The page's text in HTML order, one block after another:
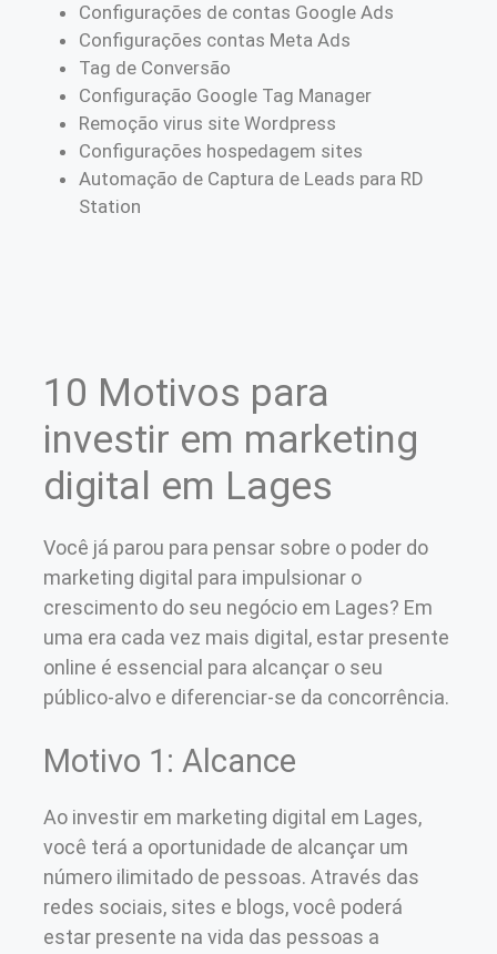
Configurações de contas Google Ads
Configurações contas Meta Ads
Tag de Conversão
Configuração Google Tag Manager
Remoção virus site Wordpress
Configurações hospedagem sites
Automação de Captura de Leads para RD
Station
10 Motivos para
investir em marketing
digital em Lages
Você já parou para pensar sobre o poder do
marketing digital para impulsionar o
crescimento do seu negócio em Lages? Em
uma era cada vez mais digital, estar presente
online é essencial para alcançar o seu
público-alvo e diferenciar-se da concorrência.
Motivo 1: Alcance
Ao investir em marketing digital em Lages,
você terá a oportunidade de alcançar um
número ilimitado de pessoas. Através das
redes sociais, sites e blogs, você poderá
estar presente na vida das pessoas a